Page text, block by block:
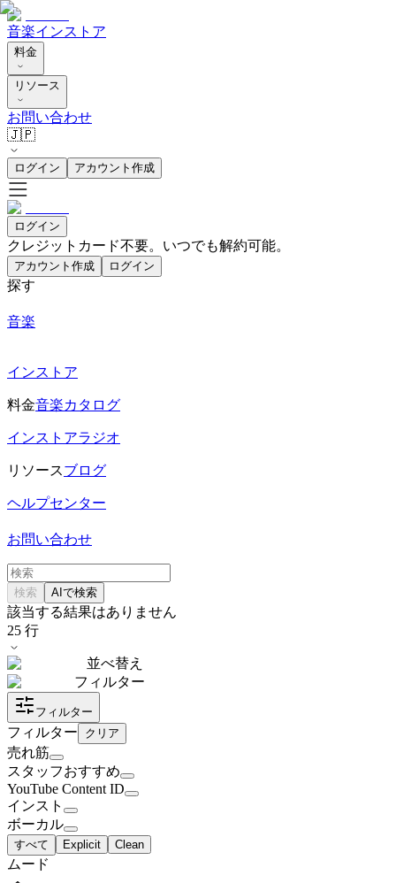
音楽インストア
料金
リソース
お問い合わせ
🇯🇵
ログイン アカウント作成
ログイン
クレジットカード不要。いつでも解約可能。
アカウント作成 ログイン
探す
音楽
インストア
料金音楽カタログ
インストアラジオ
リソースブログ
ヘルプセンター
お問い合わせ
検索 AIで検索
該当する結果はありません
25 行
並べ替え
フィルター
フィルター
フィルター クリア
売れ筋
スタッフおすすめ
YouTube Content ID
インスト
ボーカル
すべて Explicit Clean
ムード